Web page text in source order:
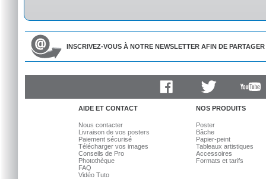
INSCRIVEZ-VOUS À NOTRE NEWSLETTER AFIN DE
Facebook Twitter
Youtube
AIDE ET CONTACT
Nous contacter
Livraison de vos posters
Paiement sécurisé
Télécharger vos images
Conseils de Pro
Photothèque
FAQ
Vidéo Tuto
NOS PRODUITS
Poster
Bâche
Papier-peint
Tableaux artistiques
Accessoires
Formats et tarifs